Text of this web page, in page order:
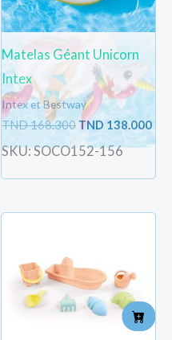
Matelas Géant Unicorn
Intex
Intex et Bestway
TND168.300 TND 138.000
SKU: SOCO152-156